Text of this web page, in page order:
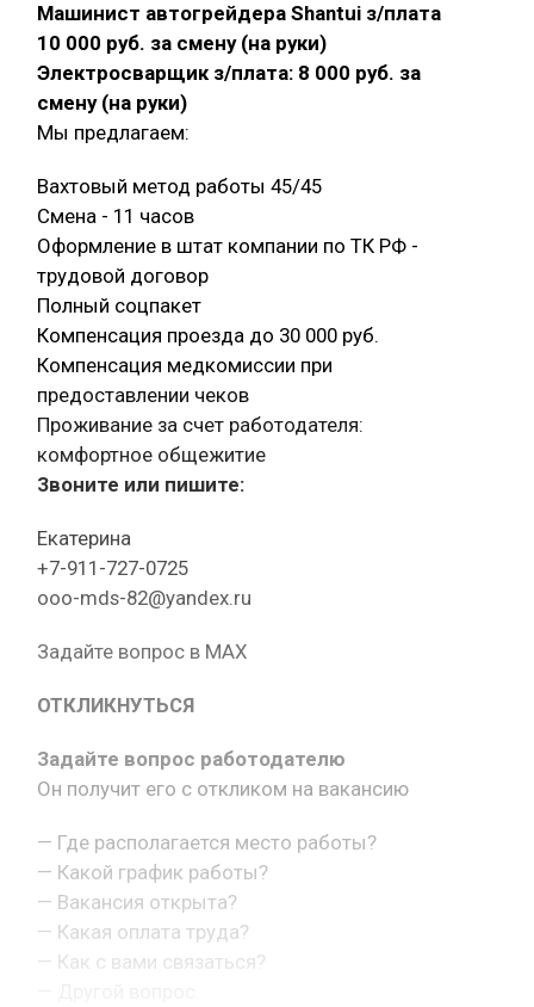
Машинист автогрейдера Shantui з/плата
10 000 руб. за смену (на руки)
Электросварщик з/плата: 8 000 руб. за
смену (на руки)
Мы предлагаем:
Вахтовый метод работы 45/45
Смена - 11 часов
Оформление в штат компании по ТК РФ -
трудовой договор
Полный соцпакет
Компенсация проезда до 30 000 руб.
Компенсация медкомиссии при
предоставлении чеков
Проживание за счет работодателя:
комфортное общежитие
Звоните или пишите:
Екатерина
+7-911-727-0725
ooo-mds-82@yandex.ru
Задайте вопрос в MAX
ОТКЛИКНУТЬСЯ
Задайте вопрос работодателю
Он получит его с откликом на вакансию
— Где располагается место работы?
— Какой график работы?
— Вакансия открыта?
— Какая оплата труда?
— Как с вами связаться?